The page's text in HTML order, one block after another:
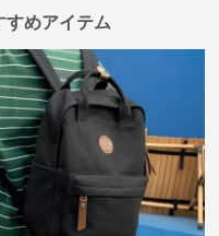
すめアイテム